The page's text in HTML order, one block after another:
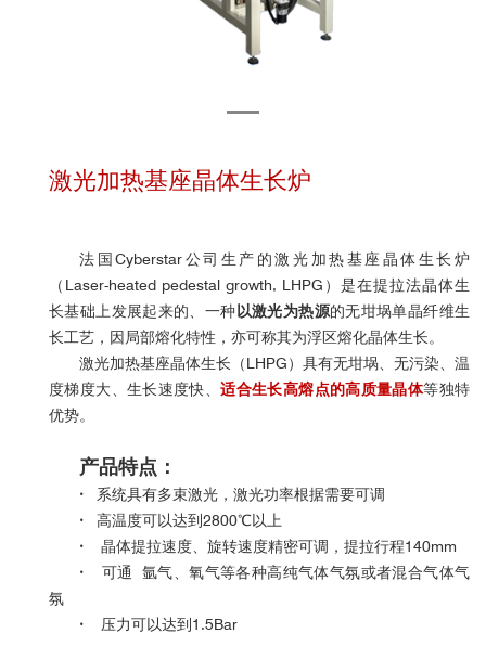
激光加热基座晶体生长炉
法国Cyberstar公司生产的激光加热基座晶体生长炉
（Laser-heated pedestal growth, LHPG）是在提拉法晶体生
长基础上发展起来的、一种 以激光为热源的无坩埚单晶纤维生
长工艺，因局部熔化特性，亦可称其为浮区熔化晶体生长。
激光加热基座晶体生长（LHPG）具有无坩埚、无污染、温
度梯度大、生长速度快、适合生长高熔点的高质量晶体等独特
优势。
产品特点：
· 系统具有多束激光，激光功率根据需要可调
· 高温度可以达到2800℃以上
· 晶体提拉速度、旋转速度精密可调，提拉行程140mm
· 可通 氩气、氧气等各种高纯气体气氛或者混合气体气
氛
· 压力可以达到1.5Bar